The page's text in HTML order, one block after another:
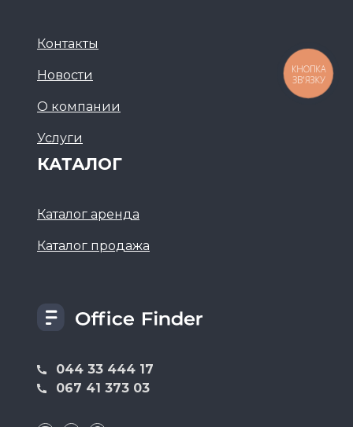
044 33 444 17
067 41 373 03
Контакты
Новости
О компании
Услуги
КАТАЛОГ
Каталог аренда
Каталог продажа
КНОПКА
ЗВ'ЯЗКУ